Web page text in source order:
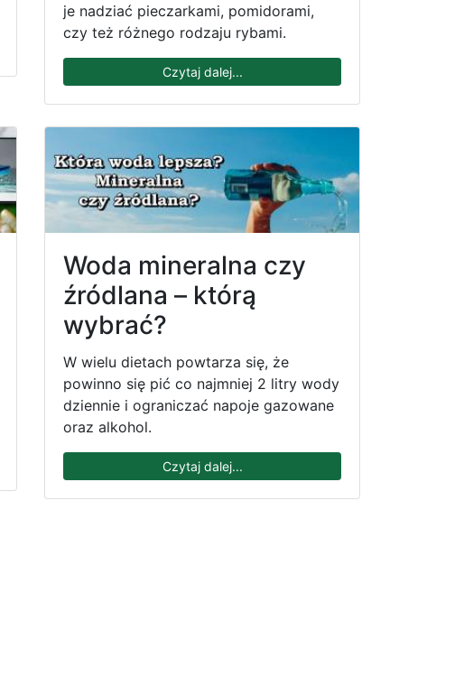
je nadziać pieczarkami, pomidorami,
czy też różnego rodzaju rybami.
Czytaj dalej...
Woda mineralna czy
źródlana – którą
wybrać?
W wielu dietach powtarza się, że
powinno się pić co najmniej 2 litry wody
dziennie i ograniczać napoje gazowane
oraz alkohol.
Czytaj dalej...